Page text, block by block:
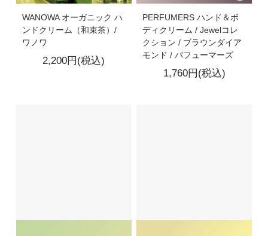
WANOWA オーガニック ハ
ンドクリーム（和束茶）/
ワノワ
2,200円(税込)
PERFUMERS ハンド＆ボ
ディクリーム / Jewelコレ
クション / ブラウンダイア
モンド / パフューマーズ
1,760円(税込)